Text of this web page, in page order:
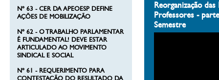
Nº 63 - CER DA APEOESP DEFINE
AÇÕES DE MOBILIZAÇÃO
Nº 62 - O TRABALHO PARLAMENTAR
É FUNDAMENTAL! DEVE ESTAR
ARTICULADO AO MOVIMENTO
SINDICAL E SOCIAL
Nº 61 - REQUERIMENTO PARA
Reorganização
Professores -
Semestre